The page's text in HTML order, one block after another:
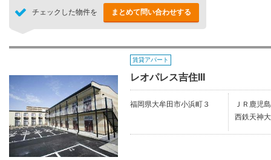
チェックした物件を まとめて問い合わせする
賃貸アパート
レオパレス吉住III
福岡県大牟田市小浜町３
ＪＲ鹿児
西鉄天神